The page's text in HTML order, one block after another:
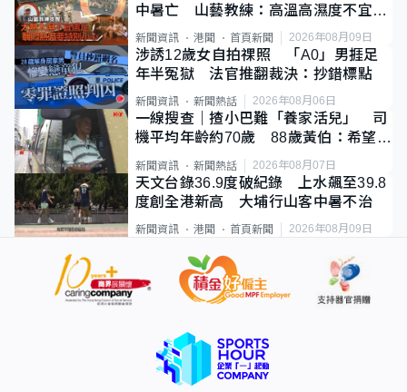
中暑亡 山藝教練：高溫高濕度不宜遠
足
新聞資訊 港聞 首頁新聞 2026年08月09日
涉誘12歲女自拍祼照 「A0」男捱足
年半冤獄 法官推翻裁決：抄錯標點
新聞資訊 新聞熱話 2026年08月06日
一線搜查｜揸小巴難「養家活兒」 司
機平均年齡約70歲 88歲黃伯：希望一
直揸落去
新聞資訊 新聞熱話 2026年08月07日
天文台錄36.9度破紀錄 上水飆至39.8
度創全港新高 大埔行山客中暑不治
新聞資訊 港聞 首頁新聞 2026年08月09日